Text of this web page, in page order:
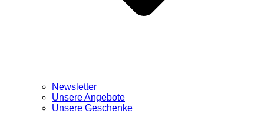
Newsletter
Unsere Angebote
Unsere Geschenke